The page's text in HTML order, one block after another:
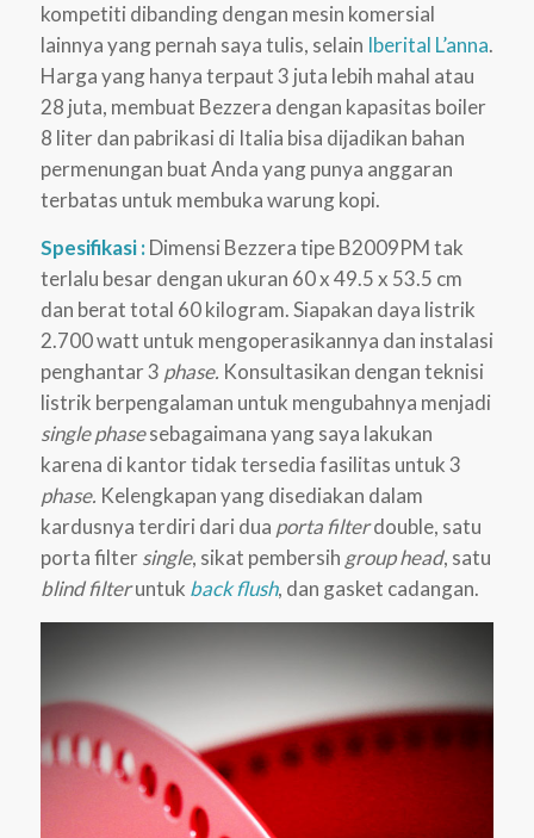
kompetiti dibanding dengan mesin komersial
lainnya yang pernah saya tulis, selain Iberital L’anna.
Harga yang hanya terpaut 3 juta lebih mahal atau
28 juta, membuat Bezzera dengan kapasitas boiler
8 liter dan pabrikasi di Italia bisa dijadikan bahan
permenungan buat Anda yang punya anggaran
terbatas untuk membuka warung kopi.
Spesifikasi :Dimensi Bezzera tipe B2009PM tak
terlalu besar dengan ukuran 60 x 49.5 x 53.5 cm
dan berat total 60 kilogram. Siapakan daya listrik
2.700 watt untuk mengoperasikannya dan instalasi
penghantar 3 phase. Konsultasikan dengan teknisi
listrik berpengalaman untuk mengubahnya menjadi
single phasesebagaimana yang saya lakukan
karena di kantor tidak tersedia fasilitas untuk 3
phase. Kelengkapan yang disediakan dalam
kardusnya terdiri dari dua porta filterdouble, satu
porta filtersingle, sikat pembersih group head, satu
blind filteruntuk back flush, dan gasket cadangan.